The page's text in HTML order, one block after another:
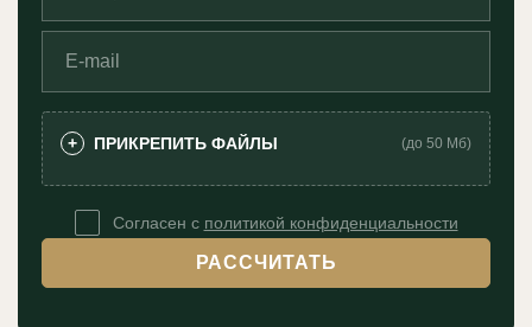
+ ПРИКРЕПИТЬ ФАЙЛЫ (до 50 Мб)
Согласен с политикой конфиденциальности
РАССЧИТАТЬ